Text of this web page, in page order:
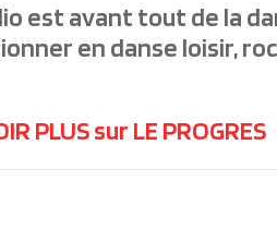
est avant tout de la
en danse loisir,
PLUS sur LE PROGRES